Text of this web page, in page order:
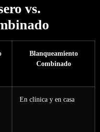
vs.
Blanqueamiento
Combinado
En clínica y en casa